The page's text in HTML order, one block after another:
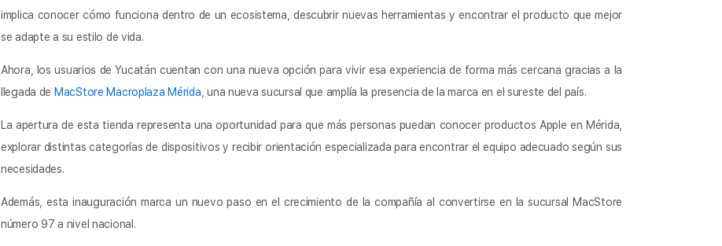
implica conocer cómo funciona dentro de un ecosistema, descubrir nuevas herramientas y encontrar el producto que mejor
se adapte a su estilo de vida.
Ahora, los usuarios de Yucatán cuentan con una nueva opción para vivir esa experiencia de forma más cercana gracias a la
llegada de MacStore Macroplaza Mérida , una nueva sucursal que amplía la presencia de la marca en el sureste del país.
La apertura de esta tienda representa una oportunidad para que más personas puedan conocer productos Apple en Mérida,
explorar distintas categorías de dispositivos y recibir orientación especializada para encontrar el equipo adecuado según sus
necesidades.
Además, esta inauguración marca un nuevo paso en el crecimiento de la compañía al convertirse en la sucursal MacStore
número 97 a nivel nacional.